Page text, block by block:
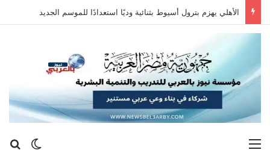
الأهلي يهزم بترول أسيوط بثنائية وديًا استعدادًا للموسم الجديد
الوضع القائمة